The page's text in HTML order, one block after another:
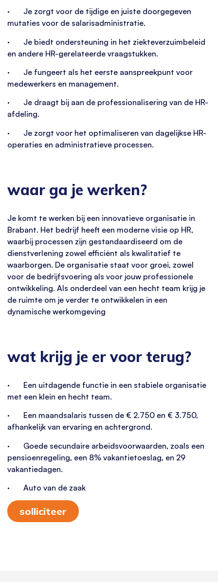
· Je zorgt voor de tijdige en juiste doorgegeven
mutaties voor de salarisadministratie.
· Je biedt ondersteuning in het ziekteverzuimbeleid
en andere HR-gerelateerde vraagstukken.
· Je fungeert als het eerste aanspreekpunt voor
medewerkers en management.
· Je draagt bij aan de professionalisering van de HR-
afdeling.
· Je zorgt voor het optimaliseren van dagelijkse HR-
operaties en administratieve processen.
waar ga je werken?
Je komt te werken bij een innovatieve organisatie in
Brabant. Het bedrijf heeft een moderne visie op HR,
waarbij processen zijn gestandaardiseerd om de
dienstverlening zowel efficiënt als kwalitatief te
waarborgen. De organisatie staat voor groei, zowel
voor de bedrijfsvoering als voor jouw professionele
ontwikkeling. Als onderdeel van een hecht team krijg je
de ruimte om je verder te ontwikkelen in een
dynamische werkomgeving
wat krijg je er voor terug?
· Een uitdagende functie in een stabiele organisatie
met een klein en hecht team.
· Een maandsalaris tussen de € 2.750 en € 3.750,
afhankelijk van ervaring en achtergrond.
· Goede secundaire arbeidsvoorwaarden, zoals een
pensioenregeling, een 8% vakantietoeslag, en 29
vakantiedagen.
· Auto van de zaak
solliciteer